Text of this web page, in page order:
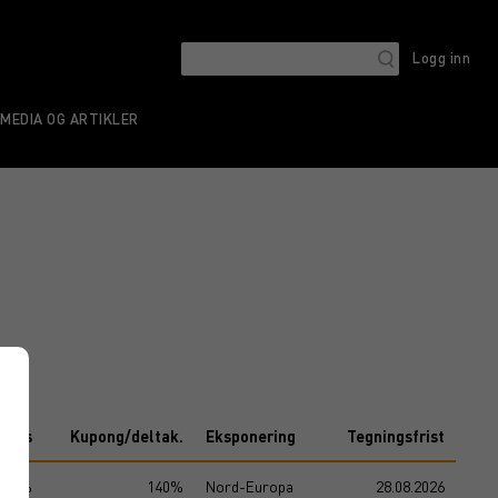
Logg inn
MEDIA OG ARTIKLER
Kurs Kupong/deltak. Eksponering Tegningsfrist
105% 140% Nord-Europa 28.08.2026